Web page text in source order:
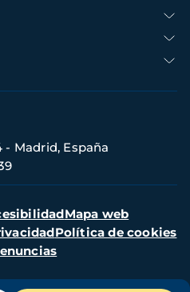
- Madrid, España
Mapa web
Política de cookies